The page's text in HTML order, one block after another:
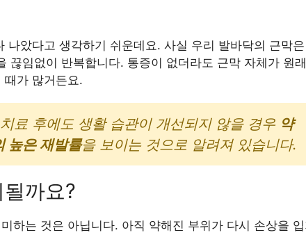
나았다고 생각하기 쉬운데요. 사실 우리 발바닥의 근막은
끊임없이 반복합니다. 통증이 없더라도 근막 자체가 원
때가 많거든요.
료 후에도 생활 습관이 개선되지 않을 경우 약
높은 재발률을 보이는 것으로 알려져 있습니다.
까요?
하는 것은 아닙니다. 아직 약해진 부위가 다시 손상을 입